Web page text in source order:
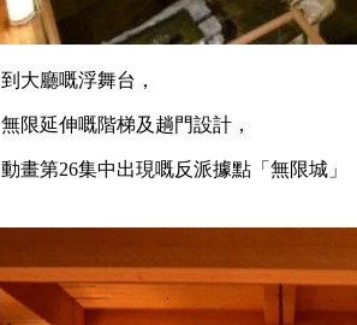
大廳嘅浮舞台，
限延伸嘅階梯及趟門設計，
畫第26集中出現嘅反派據點「無限城」